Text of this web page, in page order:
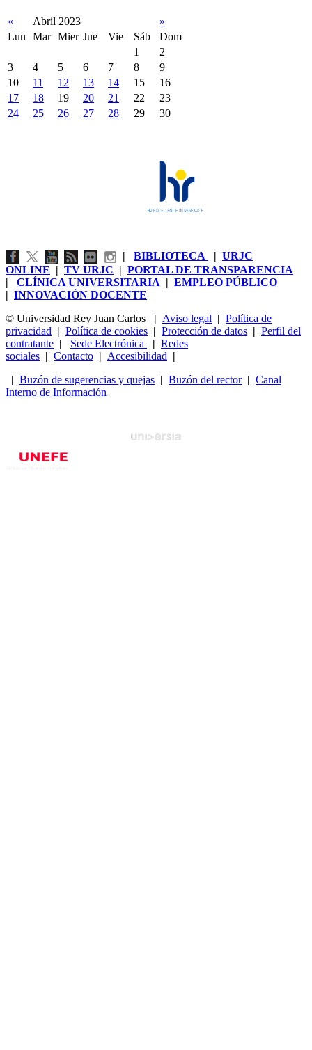
« Abril 2023
»
Lun
Mar Mier Jue Vie Sáb
Dom
1
2
3
4 5 6 7 8
9
10
11 12 13 14 15
16
17
18 19 20 21 22
23
24
25 26 27 28 29 30
| BIBLIOTECA | URJC
ONLINE | TV URJC | PORTAL DE TRANSPARENCIA
| CLÍNICA UNIVERSITARIA | EMPLEO PÚBLICO
| INNOVACIÓN DOCENTE
© Universidad Rey Juan Carlos
| Aviso legal | Política de
privacidad | Política de cookies | Protección de datos | Perfil del
contratante | Sede Electrónica | Redes
sociales | Contacto | Accesibilidad |
| Buzón de sugerencias y quejas | Buzón del rector| Canal
Interno de Información